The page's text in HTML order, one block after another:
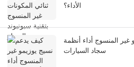
الأداء؟
المنسوج أداء أنظمة
سجاد السيارات